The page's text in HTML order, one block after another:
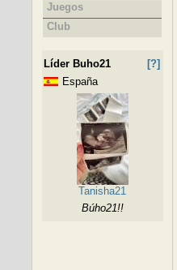
Juegos
Club
Líder Buho21
[?]
España
Tanisha21
Búho21!!